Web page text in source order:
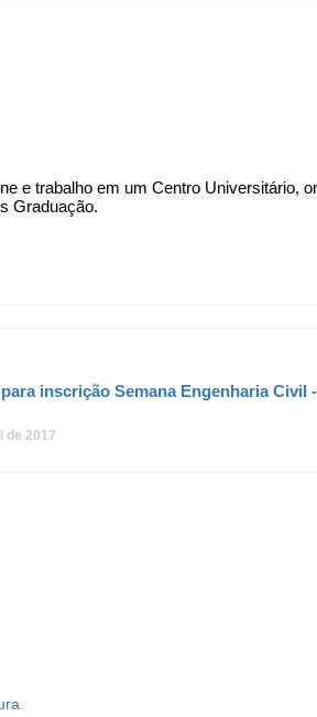
e trabalho em um Centro Universitário,
Graduação.
inscrição Semana Engenharia Civil -
de 2017